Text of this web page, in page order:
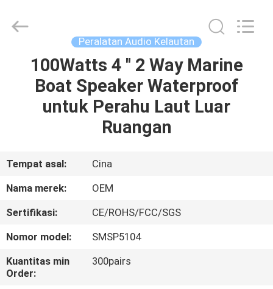
RUMAH
PRODUK
TENTANG
TUR
PABRIK
Marine
Co.,Ltd..
Peralatan Audio Kelautan
100Watts 4 '' 2 Way Marine
Boat Speaker Waterproof
untuk Perahu Laut Luar
Ruangan
Tempat asal:
Cina
Nama merek:
OEM
Sertifikasi:
CE/ROHS/FCC/SGS
Nomor model:
SMSP5104
Kuantitas min
Order:
300pairs